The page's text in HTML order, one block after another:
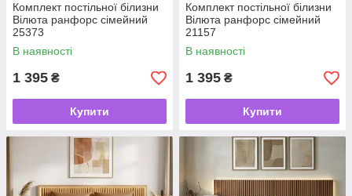
Комплект постільної білизни
Вілюта ранфорс сімейний
25373
В наявності
1 395 ₴
Купити
Комплект постільної білизни
Вілюта ранфорс сімейний
21157
В наявності
1 395 ₴
Купити